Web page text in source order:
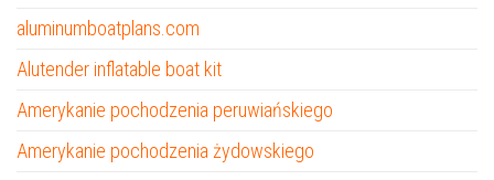
aluminumboatplans.com
Alutender inflatable boat kit
Amerykanie pochodzenia peruwiańskiego
Amerykanie pochodzenia żydowskiego